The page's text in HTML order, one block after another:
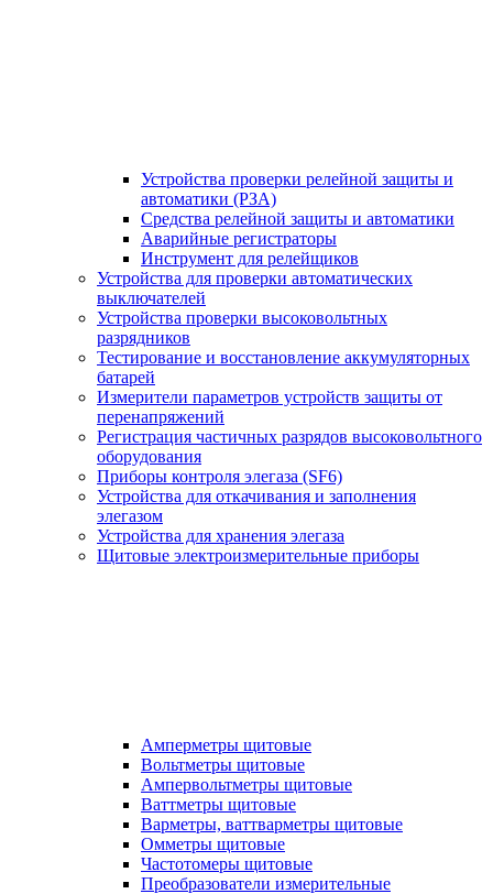
Устройства проверки релейной защиты и
автоматики (РЗА)
Средства релейной защиты и автоматики
Аварийные регистраторы
Инструмент для релейщиков
Устройства для проверки автоматических
выключателей
Устройства проверки высоковольтных
разрядников
Тестирование и восстановление аккумуляторных
батарей
Измерители параметров устройств защиты от
перенапряжений
Регистрация частичных разрядов высоковольтного
оборудования
Приборы контроля элегаза (SF6)
Устройства для откачивания и заполнения
элегазом
Устройства для хранения элегаза
Щитовые электроизмерительные приборы
Амперметры щитовые
Вольтметры щитовые
Ампервольтметры щитовые
Ваттметры щитовые
Варметры, ваттварметры щитовые
Омметры щитовые
Частотомеры щитовые
Преобразователи измерительные